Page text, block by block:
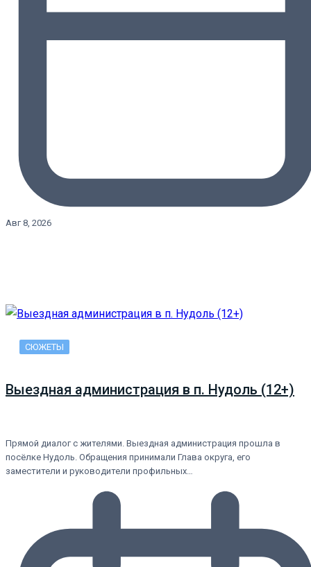
Авг 8, 2026
СЮЖЕТЫ
Выездная администрация в п. Нудоль (12+)
Прямой диалог с жителями. Выездная администрация прошла в
посёлке Нудоль. Обращения принимали Глава округа, его
заместители и руководители профильных…